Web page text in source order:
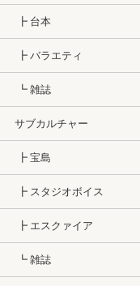
┣ 台本
┣ バラエティ
┗ 雑誌
サブカルチャー
┣ 宝島
┣ スタジオボイス
┣ エスクァイア
┗ 雑誌